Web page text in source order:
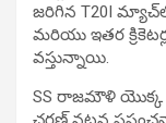
జరిగిన T20I
మరియు ఇతర
వస్తున్నాయి.
SS రాజమౌళి యొక్క